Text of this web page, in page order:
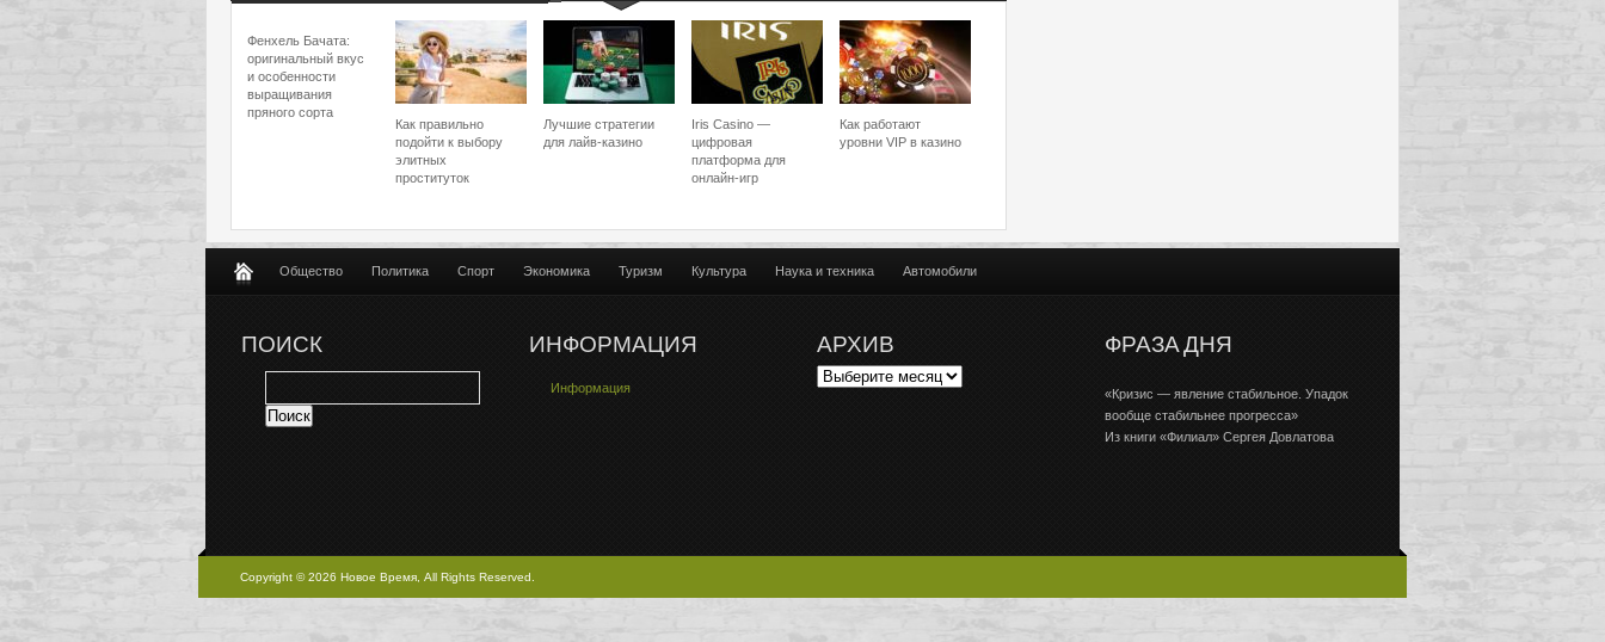
Фенхель Бачата:
оригинальный вкус
и особенности
выращивания
пряного сорта
Как правильно
подойти к выбору
элитных
проституток
Лучшие стратегии
для лайв-казино
Iris Casino —
цифровая
платформа для
онлайн-игр
Как работают
уровни VIP в казино
Общество Политика Спорт Экономика Туризм Культура Наука и техника Автомобили
ПОИСК ИНФОРМАЦИЯ
Информация
АРХИВ ФРАЗА ДНЯ
«Кризис — явление стабильное. Упадок
вообще стабильнее прогресса»
Из книги «Филиал» Сергея Довлатова
Copyright © 2026 Новое Время, All Rights Reserved.